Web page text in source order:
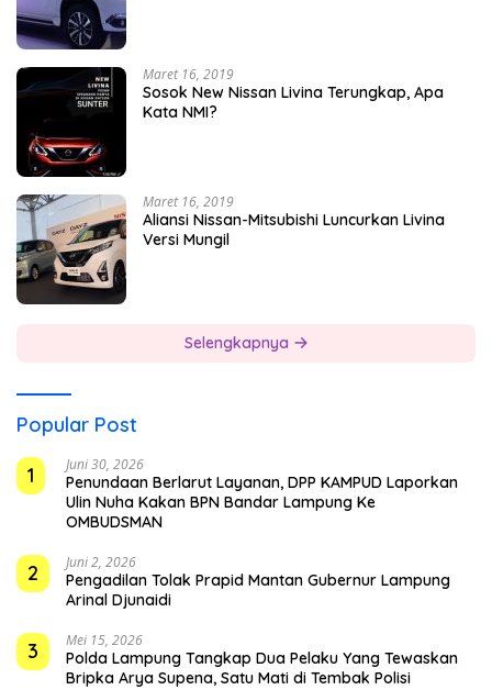
Maret 16, 2019
Sosok New Nissan Livina Terungkap, Apa
Kata NMI?
Maret 16, 2019
Aliansi Nissan-Mitsubishi Luncurkan Livina
Versi Mungil
Selengkapnya
Popular Post
1
Juni 30, 2026
Penundaan Berlarut Layanan, DPP KAMPUD Laporkan
Ulin Nuha Kakan BPN Bandar Lampung Ke
OMBUDSMAN
2 Juni 2, 2026
Pengadilan Tolak Prapid Mantan Gubernur Lampung
Arinal Djunaidi
3 Mei 15, 2026
Polda Lampung Tangkap Dua Pelaku Yang Tewaskan
Bripka Arya Supena, Satu Mati di Tembak Polisi